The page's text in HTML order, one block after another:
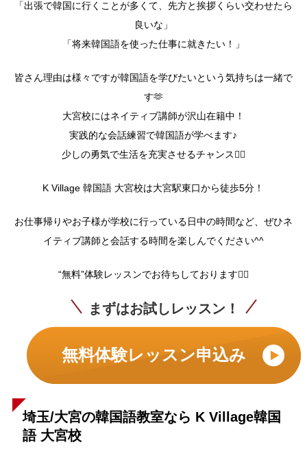
「出張で韓国に行くことが多くて、先方と挨拶くらい交わせたら
良いな」
「将来韓国語を使った仕事に就きたい！」
皆さん理由は様々ですが韓国語を学びたいという気持ちは一緒で
す🫶
大宮校にはネイティブ講師が沢山在籍中！
実践的な会話練習で韓国語が学べます♪
少しの勇気で生活を充実させるチャンス❤️‍🔥
K Village 韓国語 大宮校は大宮駅東口から徒歩5分！
お仕事帰りやお子様が学校に行っている日中の時間など、ぜひネ
イティブ講師と会話する時間を楽しんでください^^
“無料”体験レッスンでお待ちしております💁‍♀️
まずはお試しレッスン！
無料体験レッスン申込み
埼玉/大宮の韓国語教室なら K Village韓国
語 大宮校